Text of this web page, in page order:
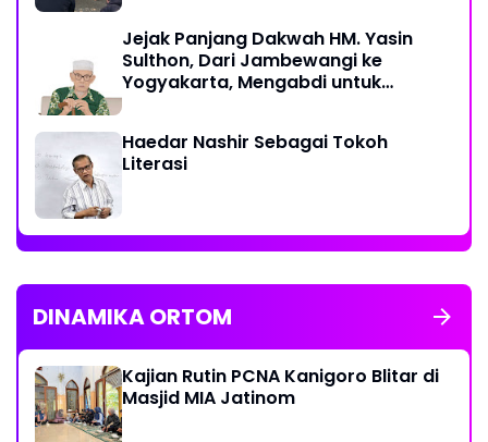
Jejak Panjang Dakwah HM. Yasin
Sulthon, Dari Jambewangi ke
Yogyakarta, Mengabdi untuk
Haedar Nashir Sebagai Tokoh
Literasi
DINAMIKA ORTOM
Kajian Rutin PCNA Kanigoro Blitar di
Masjid MIA Jatinom